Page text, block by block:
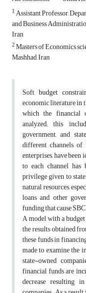
1Assistant Professor,
and Business
Iran
2Masters of Economics
Mashhad, Iran
Soft budget
economic literature in
which the financial
analyzed; this
government, and
different channels
enterprises, have
to each channel has
privilege given to
natural resources,
loans and other
funding that cause
A model with a
the results obtained
these funds in
made to examine the
state-owned
financial funds are
decrease resulting